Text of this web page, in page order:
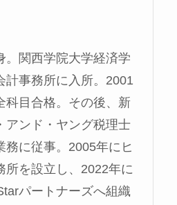
。関西学院大学経済学
計事務所に入所。2001
科目合格。その後、新
アンド・ヤング税理士
務に従事。2005年にヒ
を設立し、2022年に
パートナーズへ組織